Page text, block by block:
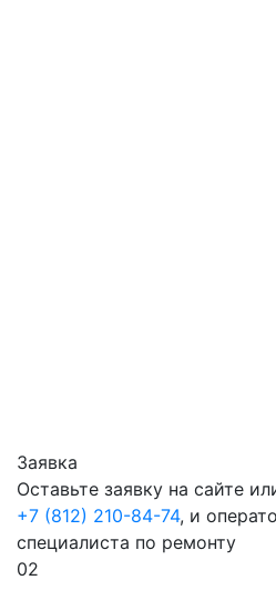
Заявка
Оставьте заявку на сайте
+7 (812) 210-84-74, и
специалиста по ремонту
02